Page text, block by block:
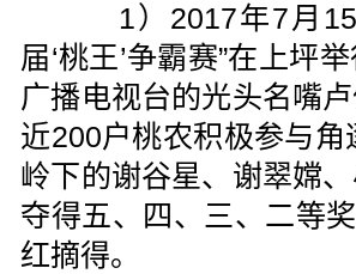
1）2017年7月15
届‘桃王’争霸赛”在上坪
广播电视台的光头名嘴
近200户桃农积极参与
岭下的谢谷星、谢翠嫦
夺得五、四、三、二等
红摘得。